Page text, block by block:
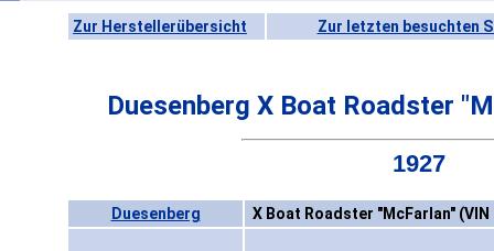
Zur Herstellerübersicht Zur letzten besuchten
Duesenberg X Boat Roadster
1927
Duesenberg X Boat Roadster "McFarlan" (VIN